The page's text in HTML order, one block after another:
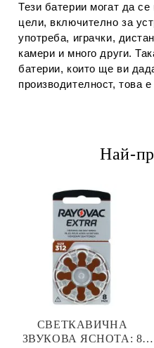
Тези батерии могат да
цели, включително за
употреба, играчки,
камери и много други.
батерии, които ще ви
производителност, това
Най-
СВЕТКАВИЧНА
ЗВУКОВА ЯСНОТА: 8